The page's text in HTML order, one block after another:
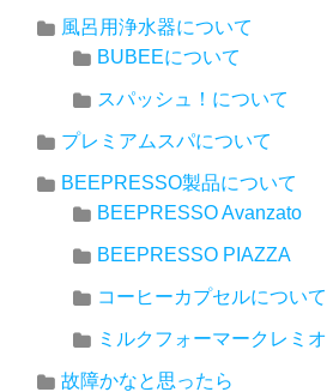
風呂用浄水器について
BUBEEについて
スパッシュ！について
プレミアムスパについて
BEEPRESSO製品について
BEEPRESSO Avanzato
BEEPRESSO PIAZZA
コーヒーカプセルについて
ミルクフォーマークレミオ
故障かなと思ったら